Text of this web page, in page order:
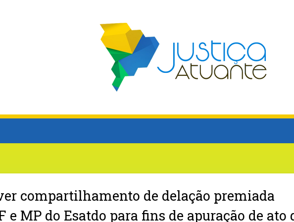
compartilhamento de delação premiada
e MP do Esatdo para fins de apuração de ato